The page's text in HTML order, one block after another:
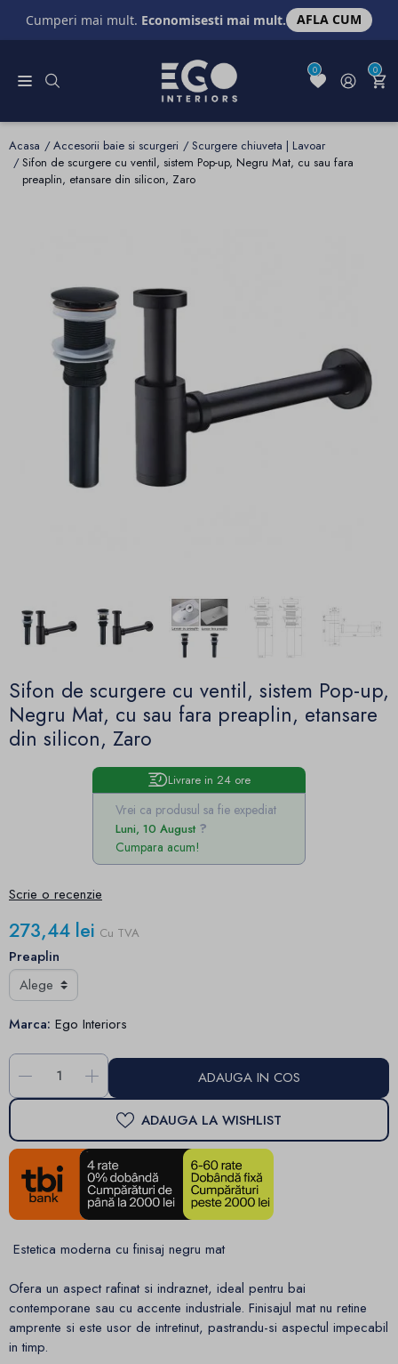
Cumperi mai mult. Economisesti mai mult. AFLA CUM
0 0
Acasa Accesorii baie si scurgeri
Scurgere chiuveta | Lavoar
Sifon de scurgere cu ventil, sistem Pop-up, Negru Mat, cu sau fara
preaplin, etansare din silicon, Zaro
Sifon de scurgere cu ventil, sistem Pop-up,
Negru Mat, cu sau fara preaplin, etansare
din silicon, Zaro
Livrare in 24 ore
Vrei ca produsul sa fie expediat
Luni, 10 August
Cumpara acum!
Scrie o recenzie
273,44 lei Cu TVA
Preaplin
Marca: Ego Interiors
- + ADAUGA IN COS
ADAUGA LA WISHLIST
Estetica moderna cu finisaj negru mat
Ofera un aspect rafinat si indraznet, ideal pentru bai
contemporane sau cu accente industriale. Finisajul mat nu retine
amprente si este usor de intretinut, pastrandu-si aspectul impecabil
in timp.